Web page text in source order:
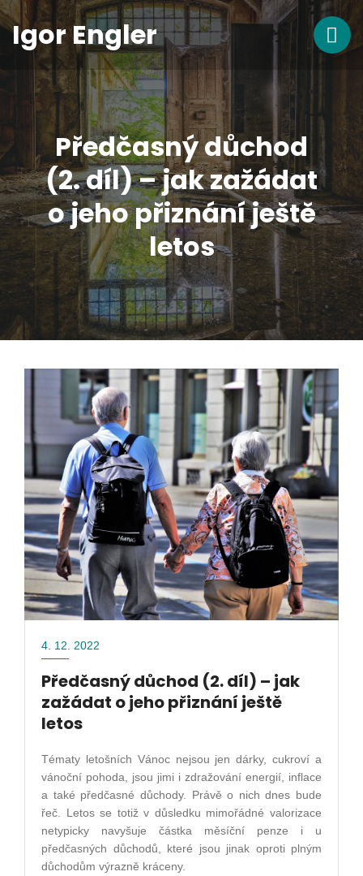
Igor Engler
Předčasný důchod
(2. díl) – jak zažádat
o jeho přiznání ještě
letos
4. 12. 2022
Předčasný důchod (2. díl) – jak
zažádat o jeho přiznání ještě
letos
Tématy letošních Vánoc nejsou jen dárky, cukroví a
vánoční pohoda, jsou jimi i zdražování energií, inflace
a také předčasné důchody. Právě o nich dnes bude
řeč. Letos se totiž v důsledku mimořádné valorizace
netypicky navyšuje částka měsíční penze i u
předčasných důchodů, které jsou jinak oproti plným
důchodům výrazně kráceny.